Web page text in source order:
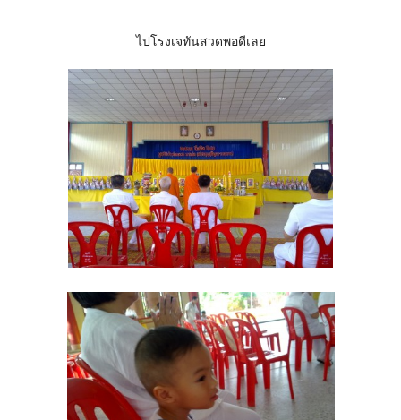
ไปโรงเจทันสวดพอดีเลย